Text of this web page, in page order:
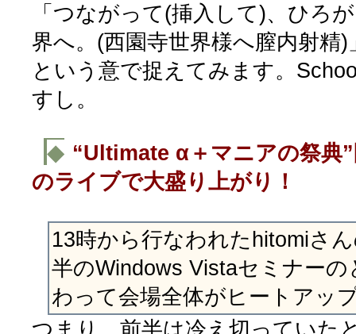
「つながって(挿入して)、ひろ
界へ。(西園寺世界様へ膣内射精)
という意で捉えてみます。
すし。
◆ “Ultimate α＋マニアの祭典
のライブで大盛り上がり！
13時から行なわれたhitomiさ
半のWindows Vistaセミナー
わって会場全体がヒートアッ
つまり、前半は冷え切ってい